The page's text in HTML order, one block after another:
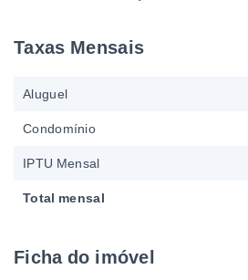
Taxas Mensais
Aluguel
Condomínio
IPTU Mensal
Total mensal
Ficha do imóvel